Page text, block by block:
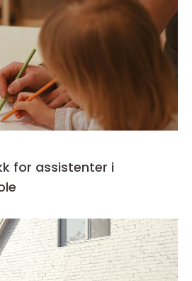
for assistenter i